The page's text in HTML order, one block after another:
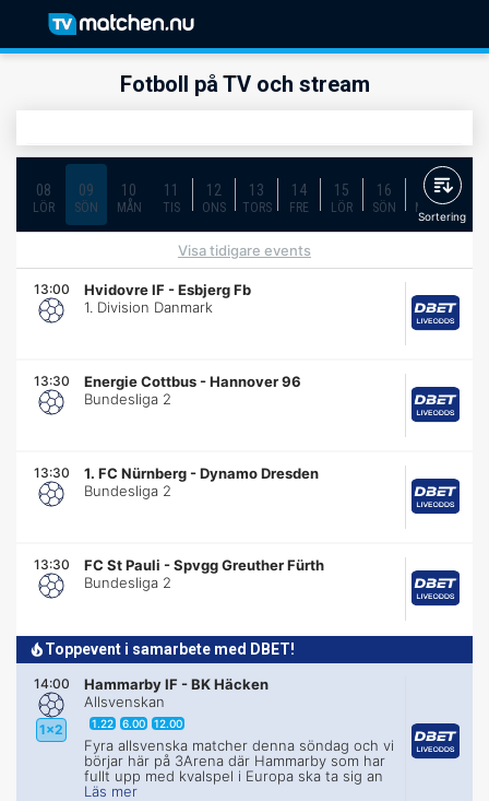
Fotboll på TV och stream
08
LÖR
09
SÖN
10
MÅN
11
TIS
12
ONS
13
TORS
14
FRE
15
LÖR
16
SÖN
17
MÅN
Sortering
Visa tidigare events
13:00 Hvidovre IF -Esbjerg Fb
1. Division Danmark
13:30 Energie Cottbus -Hannover 96
Bundesliga 2
13:30 1. FC Nürnberg -Dynamo Dresden
Bundesliga 2
13:30 FC St Pauli -Spvgg Greuther Fürth
Bundesliga 2
Toppevent i samarbete med DBET!
14:00
1x2
Hammarby IF -BK Häcken
Allsvenskan
1.22 6.00 12.00
Fyra allsvenska matcher denna söndag och vi
börjar här på 3Arena där Hammarby som har
fullt upp med kvalspel i Europa ska ta sig an
Läs mer